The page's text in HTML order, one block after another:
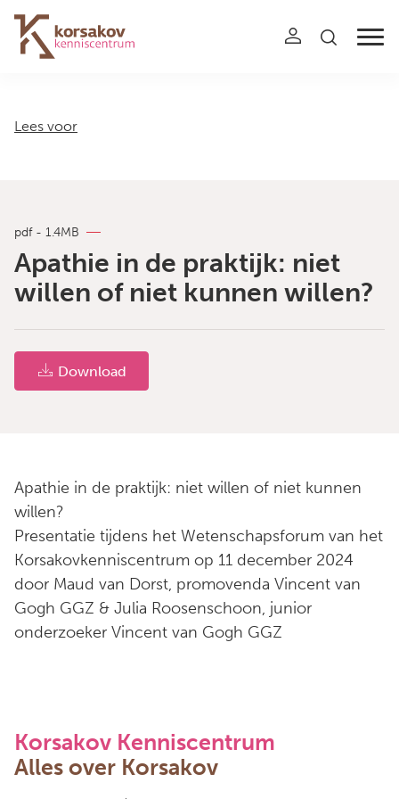
Navigation
Lees voor
pdf - 1.4MB
Apathie in de praktijk: niet
willen of niet kunnen willen?
Download
Apathie in de praktijk: niet willen of niet kunnen
willen?
Presentatie tijdens het Wetenschapsforum van het
Korsakovkenniscentrum op 11 december 2024
door Maud van Dorst, promovenda Vincent van
Gogh GGZ & Julia Roosenschoon, junior
onderzoeker Vincent van Gogh GGZ
Korsakov Kenniscentrum
Alles over Korsakov